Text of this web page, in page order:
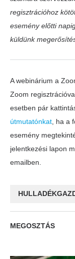
regisztrációhoz
esemény előtti
küldünk
A webinárium a
Zoom
esetben pár
útmutatónkat , ha
esemény
jelentkezési lapon
emailben.
MEGOSZTÁS